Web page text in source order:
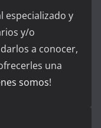
especializado y
y/o
a conocer,
una
somos!